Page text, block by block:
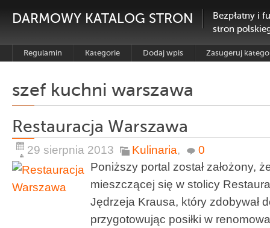
DARMOWY KATALOG STRON
Bezpłatny i
stron
Regulamin Kategorie Dodaj wpis Zasugeruj
szef kuchni warszawa
Restauracja Warszawa
29 sierpnia 2013 Kulinaria,
0
Poniższy portal został założony,
mieszczącej się w stolicy
Jędrzeja Krausa, który zdobywał
przygotowując posiłki w